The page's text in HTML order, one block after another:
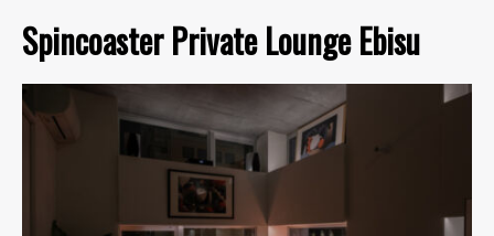
Spincoaster Private Lounge Ebisu